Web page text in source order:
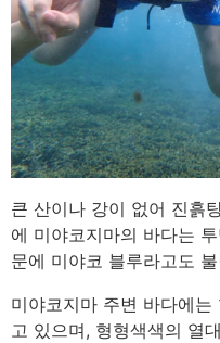
큰 산이나 강이 없어 진흙
에 미야코지마의 바다는
문에 미야코 블루라고도
미야코지마 주변 바다에
고 있으며, 형형색색의 열